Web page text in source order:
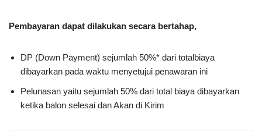
Pembayaran dapat dilakukan secara bertahap,
DP (Down Payment) sejumlah 50%* dari totalbiaya
dibayarkan pada waktu menyetujui penawaran ini
Pelunasan yaitu sejumlah 50% dari total biaya dibayarkan
ketika balon selesai dan Akan di Kirim